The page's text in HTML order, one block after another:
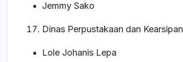
Jemmy Sako
Dinas Perpustakaan dan Kearsipan
Lole Johanis Lepa